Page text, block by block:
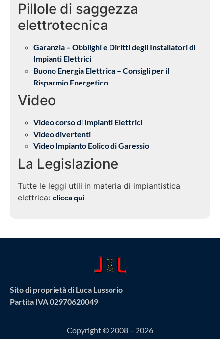
Pillole di saggezza
elettrotecnica
Garanzia – Obblighi e Diritti degli Installatori di
Impianti Elettrici
Buono Energia Elettrica – Consigli per il
Risparmio Energetico
Video
Video corso di Impianti Elettrici
Video divertenti
Video Impianto Eolico di Garessio
La Legislazione
Tutte le leggi utili in materia di impiantistica
elettrica: clicca qui
Sito di proprietà di Luca Lussorio
Partita IVA 02970620049
Copyright © 2008 – 2026